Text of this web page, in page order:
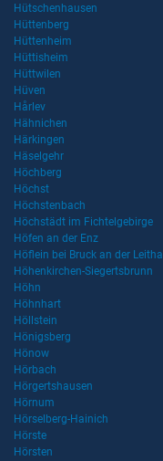
Hütschenhausen
Hüttenberg
Hüttenheim
Hüttisheim
Hüttwilen
Hüven
Hårlev
Hähnichen
Härkingen
Häselgehr
Höchberg
Höchst
Höchstenbach
Höchstädt im Fichtelgebirge
Höfen an der Enz
Höflein bei Bruck an der Leitha
Höhenkirchen-Siegertsbrunn
Höhn
Höhnhart
Höllstein
Hönigsberg
Hönow
Hörbach
Hörgertshausen
Hörnum
Hörselberg-Hainich
Hörste
Hörsten